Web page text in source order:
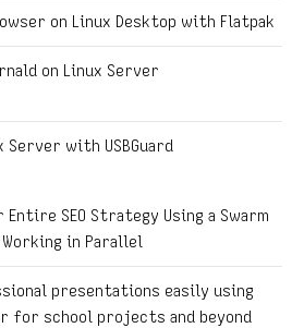
on Linux Desktop with Flatpak
on Linux Server
Server with USBGuard
Entire SEO Strategy Using a Swarm
in Parallel
presentations easily using
for school projects and beyond